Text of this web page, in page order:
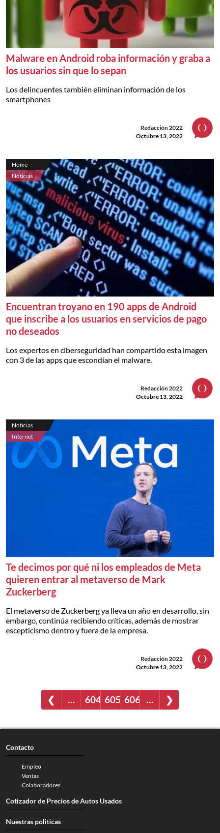
Malware en Android roba información y graba a
los usuarios sin que lo sepan
Los delincuentes también eliminan información de los
smartphones
Redacción 2022
Octubre 13, 2022
Home
Noticias
Encuentran troyano en 190 apps de Android
que inscribe a los usuarios en servicios de pago
no deseados
Los expertos en ciberseguridad han compartido esta imagen
con 3 de las apps que escondían el malware.
Redacción 2022
Octubre 13, 2022
Noticias
Internet
Te decimos por qué ni los empleados de Meta
quieren entrar al metaverso de Mark
Zuckerberg
El metaverso de Zuckerberg ya lleva un año en desarrollo, sin
embargo, continúa recibiendo críticas, además de mostrar
escepticismo dentro y fuera de la empresa.
Redacción 2022
Octubre 13, 2022
❮ … 604 605 606 … ❯
Contacto
Empleo
Ventas
Colaboradores
Cotizador de Precios de Autos Usados
Nuestras politicas